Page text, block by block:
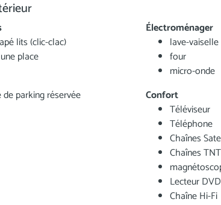
lits (clic-clac)
place
de parking réservée
Électroménager
lave-vaiselle
four
micro-onde
Confort
Téléviseur
Téléphone
Chaînes
Chaînes TNT
Lecteur DVD
Chaîne Hi-Fi